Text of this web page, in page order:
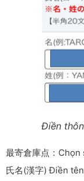
Điền
最寄倉庫点：
氏名(漢字) Điền